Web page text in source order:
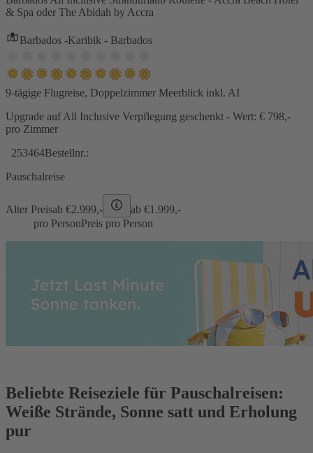
& Spa oder The Abidah by Accra
Barbados -Karibik - Barbados
9-tägige Flugreise, Doppelzimmer Meerblick inkl. AI
Upgrade auf All Inclusive Verpflegung geschenkt - Wert: € 798,-
pro Zimmer
253464Bestellnr.:
Pauschalreise
Alter Preisab €2.999,- ab €1.999,-
pro PersonPreis pro Person
Beliebte Reiseziele für Pauschalreisen:
Weiße Strände, Sonne satt und Erholung
pur